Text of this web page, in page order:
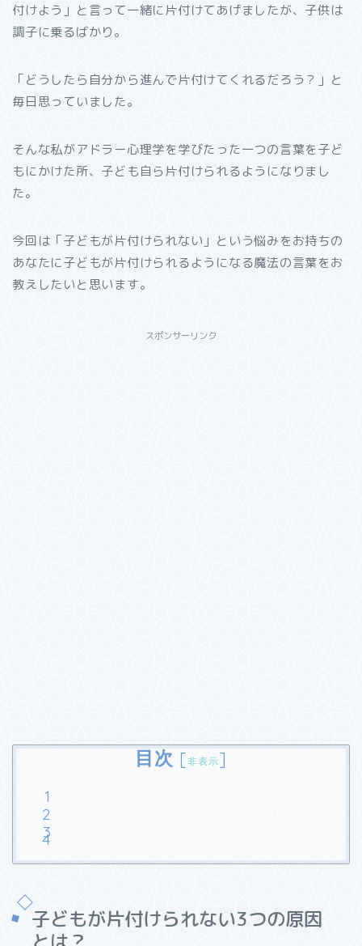
付けよう」と言って一緒に片付けてあげましたが、子供は
調子に乗るばかり。
「どうしたら自分から進んで片付けてくれるだろう？」と
毎日思っていました。
そんな私がアドラー心理学を学びたった一つの言葉を子ど
もにかけた所、子ども自ら片付けられるようになりまし
た。
今回は「子どもが片付けられない」という悩みをお持ちの
あなたに子どもが片付けられるようになる魔法の言葉をお
教えしたいと思います。
スポンサーリンク
目次 [非表示]
子どもが片付けられない3つの原因